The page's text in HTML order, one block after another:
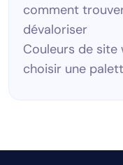
comment
dévaloriser
Couleurs de site
choisir une